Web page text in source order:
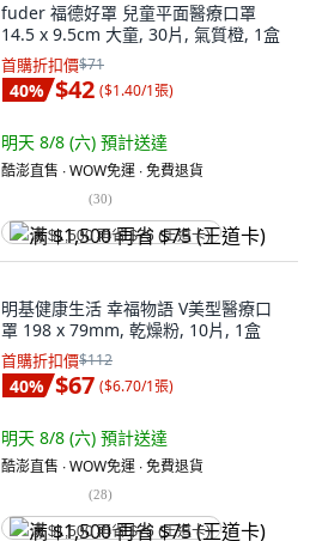
fuder 福德好罩 兒童平面醫療口罩
14.5 x 9.5cm 大童, 30片, 氣質橙, 1盒
首購折扣價$71
40% $42 ($1.40/1張)
明天 8/8 (六) 預計送達
酷澎直售 ∙ WOW免運 ∙ 免費退貨
(30)
满 $1,500 再省 $75 (王道卡)
明基健康生活 幸福物語 V美型醫療口
罩 198 x 79mm, 乾燥粉, 10片, 1盒
首購折扣價$112
40% $67 ($6.70/1張)
明天 8/8 (六) 預計送達
酷澎直售 ∙ WOW免運 ∙ 免費退貨
(28)
满 $1,500 再省 $75 (王道卡)